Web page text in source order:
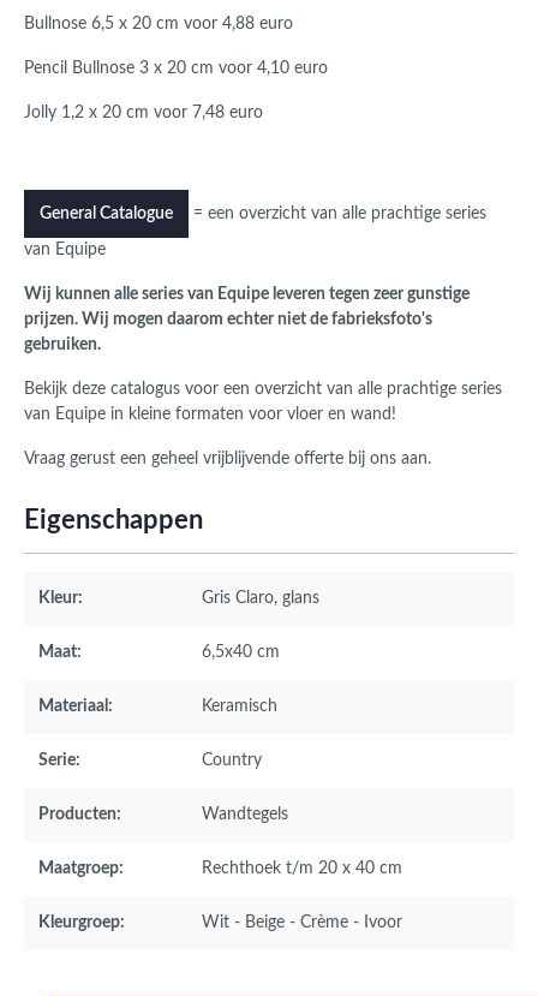
Bullnose 6,5 x 20 cm voor 4,88 euro
Pencil Bullnose 3 x 20 cm voor 4,10 euro
Jolly 1,2 x 20 cm voor 7,48 euro
General Catalogue = een overzicht van alle prachtige series
van Equipe
Wij kunnen alle series van Equipe leveren tegen zeer gunstige
prijzen. Wij mogen daarom echter niet de fabrieksfoto's
gebruiken.
Bekijk deze catalogus voor een overzicht van alle prachtige series
van Equipe in kleine formaten voor vloer en wand!
Vraag gerust een geheel vrijblijvende offerte bij ons aan.
Eigenschappen
Kleur: Gris Claro, glans
Maat: 6,5x40 cm
Materiaal: Keramisch
Serie: Country
Producten: Wandtegels
Maatgroep: Rechthoek t/m 20 x 40 cm
Kleurgroep: Wit - Beige - Crème - Ivoor